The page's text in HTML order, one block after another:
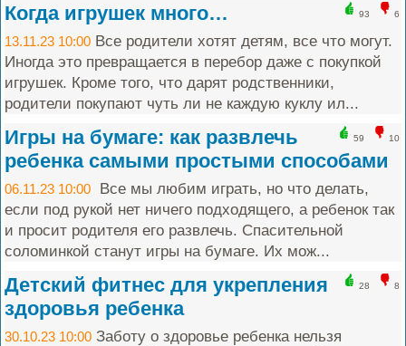
93 6
Когда игрушек много…
13.11.23 10:00 Все родители хотят детям, все что могут.
Иногда это превращается в перебор даже с покупкой
игрушек. Кроме того, что дарят родственники,
родители покупают чуть ли не каждую куклу ил...
59 10
Игры на бумаге: как развлечь
ребенка самыми простыми способами
06.11.23 10:00 Все мы любим играть, но что делать,
если под рукой нет ничего подходящего, а ребенок так
и просит родителя его развлечь. Спасительной
соломинкой станут игры на бумаге. Их мож...
28 8
Детский фитнес для укрепления
здоровья ребенка
30.10.23 10:00 Заботу о здоровье ребенка нельзя